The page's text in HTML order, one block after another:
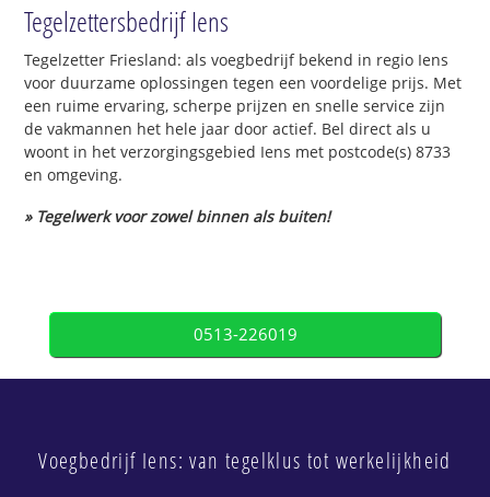
Tegelzettersbedrijf Iens
Tegelzetter Friesland: als voegbedrijf bekend in regio Iens
voor duurzame oplossingen tegen een voordelige prijs. Met
een ruime ervaring, scherpe prijzen en snelle service zijn
de vakmannen het hele jaar door actief. Bel direct als u
woont in het verzorgingsgebied Iens met postcode(s) 8733
en omgeving.
» Tegelwerk voor zowel binnen als buiten!
0513-226019
Voegbedrijf Iens: van tegelklus tot werkelijkheid